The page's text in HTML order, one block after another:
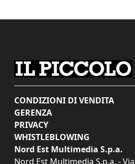
CONDIZIONI DI VENDITA
GERENZA
PRIVACY
WHISTLEBLOWING
Nord Est Multimedia S.p.a.
Nord Est Multimedia S.p.a. -